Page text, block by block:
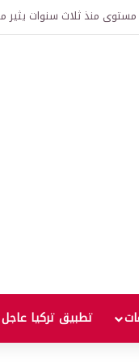
اليوم.. ونتيجته قد
تطبيق تركيا عاجل